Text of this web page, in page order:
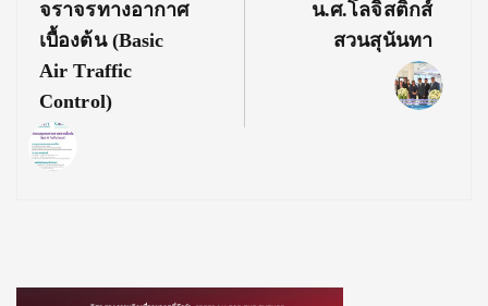
จราจรทางอากาศ
เบื้องต้น (Basic
Air Traffic
Control)
น.ศ.โลจิสติกส์
สวนสุนันทา